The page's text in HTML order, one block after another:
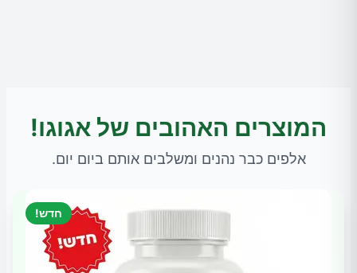
המוצרים האהובים של אגוגו!
אלפים כבר נהנים ומשלבים אותם ביום יום.
חדש!